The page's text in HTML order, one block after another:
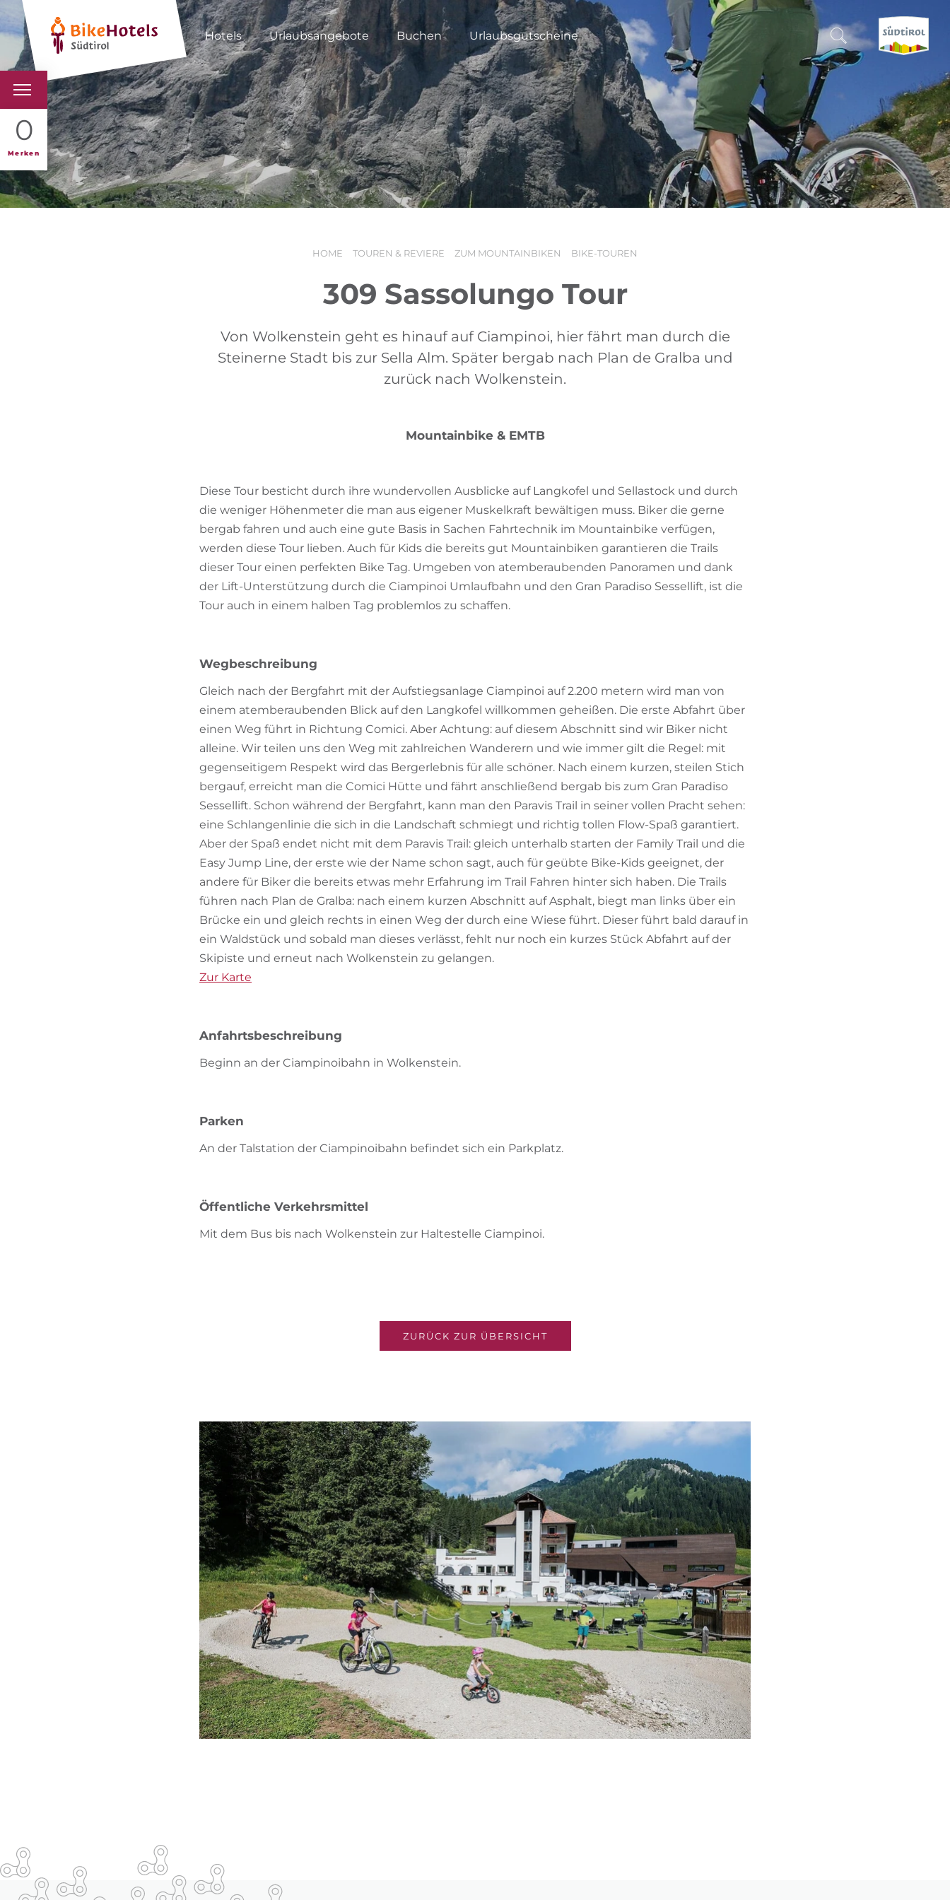
Hotels Urlaubsangebote Buchen Urlaubsgutscheine
0
Merken
BIKEHOTELS
HOTELS & PAKETE
TOUREN & REVIERE
SUCHEN & BUCHEN
ENTDECKE SÜDTIROL
WANN?
-
HOME TOUREN & REVIERE ZUM MOUNTAINBIKEN BIKE-TOUREN
309 Sassolungo Tour
Von Wolkenstein geht es hinauf auf Ciampinoi, hier fährt man durch die
Steinerne Stadt bis zur Sella Alm. Später bergab nach Plan de Gralba und
zurück nach Wolkenstein.
Mountainbike & EMTB
Diese Tour besticht durch ihre wundervollen Ausblicke auf Langkofel und Sellastock und durch
die weniger Höhenmeter die man aus eigener Muskelkraft bewältigen muss. Biker die gerne
bergab fahren und auch eine gute Basis in Sachen Fahrtechnik im Mountainbike verfügen,
werden diese Tour lieben. Auch für Kids die bereits gut Mountainbiken garantieren die Trails
dieser Tour einen perfekten Bike Tag. Umgeben von atemberaubenden Panoramen und dank
der Lift-Unterstützung durch die Ciampinoi Umlaufbahn und den Gran Paradiso Sessellift, ist die
Tour auch in einem halben Tag problemlos zu schaffen.
Wegbeschreibung
Gleich nach der Bergfahrt mit der Aufstiegsanlage Ciampinoi auf 2.200 metern wird man von
einem atemberaubenden Blick auf den Langkofel willkommen geheißen. Die erste Abfahrt über
einen Weg führt in Richtung Comici. Aber Achtung: auf diesem Abschnitt sind wir Biker nicht
alleine. Wir teilen uns den Weg mit zahlreichen Wanderern und wie immer gilt die Regel: mit
gegenseitigem Respekt wird das Bergerlebnis für alle schöner. Nach einem kurzen, steilen Stich
bergauf, erreicht man die Comici Hütte und fährt anschließend bergab bis zum Gran Paradiso
Sessellift. Schon während der Bergfahrt, kann man den Paravis Trail in seiner vollen Pracht sehen:
eine Schlangenlinie die sich in die Landschaft schmiegt und richtig tollen Flow-Spaß garantiert.
Aber der Spaß endet nicht mit dem Paravis Trail: gleich unterhalb starten der Family Trail und die
Easy Jump Line, der erste wie der Name schon sagt, auch für geübte Bike-Kids geeignet, der
andere für Biker die bereits etwas mehr Erfahrung im Trail Fahren hinter sich haben. Die Trails
führen nach Plan de Gralba: nach einem kurzen Abschnitt auf Asphalt, biegt man links über ein
Brücke ein und gleich rechts in einen Weg der durch eine Wiese führt. Dieser führt bald darauf in
ein Waldstück und sobald man dieses verlässt, fehlt nur noch ein kurzes Stück Abfahrt auf der
Skipiste und erneut nach Wolkenstein zu gelangen.
Zur Karte
Anfahrtsbeschreibung
Beginn an der Ciampinoibahn in Wolkenstein.
Parken
An der Talstation der Ciampinoibahn befindet sich ein Parkplatz.
Öffentliche Verkehrsmittel
Mit dem Bus bis nach Wolkenstein zur Haltestelle Ciampinoi.
ZURÜCK ZUR ÜBERSICHT